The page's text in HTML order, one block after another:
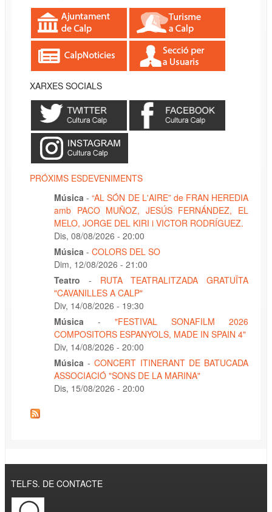
XARXES SOCIALS
PRÓXIMS ESDEVENIMENTS
Música -“AL SÓN DE L'AIRE” de FRAN HEREDIA
amb PACO MUÑOZ, JESÚS FERNÁNDEZ, EL
MELO, JORGE DEL KIRI i VICTOR RODRÍGUEZ.
Dis, 08/08/2026 - 20:00
Música - COLORS DEL SO
Dim, 12/08/2026 - 21:00
Teatro
- RUTA TEATRALITZADA GRATUÏTA
"CAVANILLES A CALP"
Div, 14/08/2026 - 19:30
Música
- "FESTIVAL SONAFILM 2026
COMPOSITORS ESPANYOLS, MADE IN SPAIN 4"
Div, 14/08/2026 - 20:00
Música -CONCERT ITINERANT DE BATUCADA
ASSOCIACIÓ "SONS DE LA MARINA"
Dis, 15/08/2026 - 20:00
TELFS. DE CONTACTE